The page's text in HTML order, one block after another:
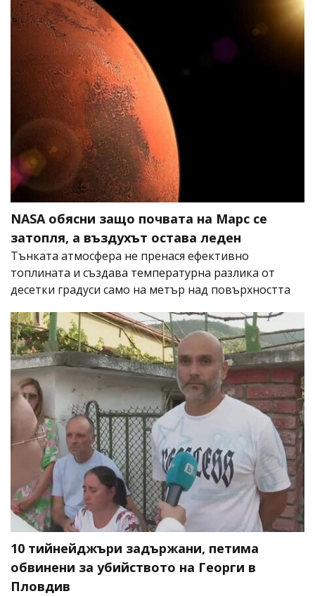
NASA обясни защо почвата на Марс се
затопля, а въздухът остава леден
Тънката атмосфера не пренася ефективно
топлината и създава температурна разлика от
десетки градуси само на метър над повърхността
10 тийнейджъри задържани, петима
обвинени за убийството на Георги в
Пловдив